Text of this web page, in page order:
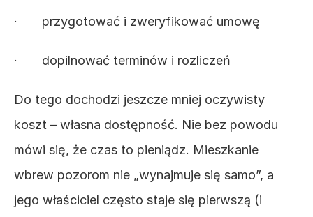
·       przygotować i zweryfikować umowę
·       dopilnować terminów i rozliczeń
Do tego dochodzi jeszcze mniej oczywisty
koszt – własna dostępność. Nie bez powodu
mówi się, że czas to pieniądz. Mieszkanie
wbrew pozorom nie „wynajmuje się samo”, a
jego właściciel często staje się pierwszą (i